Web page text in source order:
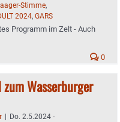
Stimme,
2024, GARS
Programm im Zelt - Auch
0
Wasserburger
| Do. 2.5.2024 -